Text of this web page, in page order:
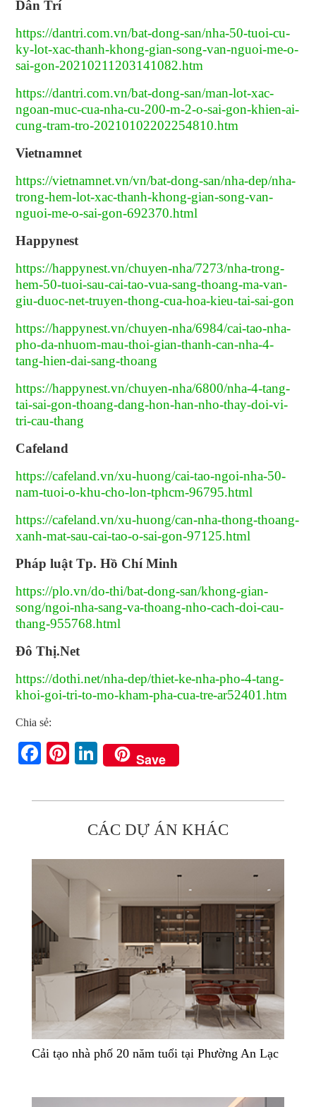
Dân Trí
https://dantri.com.vn/bat-dong-san/nha-50-tuoi-cu-
ky-lot-xac-thanh-khong-gian-song-van-nguoi-me-o-
sai-gon-20210211203141082.htm
https://dantri.com.vn/bat-dong-san/man-lot-xac-
ngoan-muc-cua-nha-cu-200-m-2-o-sai-gon-khien-ai-
cung-tram-tro-20210102202254810.htm
Vietnamnet
https://vietnamnet.vn/vn/bat-dong-san/nha-dep/nha-
trong-hem-lot-xac-thanh-khong-gian-song-van-
nguoi-me-o-sai-gon-692370.html
Happynest
https://happynest.vn/chuyen-nha/7273/nha-trong-
hem-50-tuoi-sau-cai-tao-vua-sang-thoang-ma-van-
giu-duoc-net-truyen-thong-cua-hoa-kieu-tai-sai-gon
https://happynest.vn/chuyen-nha/6984/cai-tao-nha-
pho-da-nhuom-mau-thoi-gian-thanh-can-nha-4-
tang-hien-dai-sang-thoang
https://happynest.vn/chuyen-nha/6800/nha-4-tang-
tai-sai-gon-thoang-dang-hon-han-nho-thay-doi-vi-
tri-cau-thang
Cafeland
https://cafeland.vn/xu-huong/cai-tao-ngoi-nha-50-
nam-tuoi-o-khu-cho-lon-tphcm-96795.html
https://cafeland.vn/xu-huong/can-nha-thong-thoang-
xanh-mat-sau-cai-tao-o-sai-gon-97125.html
Pháp luật Tp. Hồ Chí Minh
https://plo.vn/do-thi/bat-dong-san/khong-gian-
song/ngoi-nha-sang-va-thoang-nho-cach-doi-cau-
thang-955768.html
Đô Thị.Net
https://dothi.net/nha-dep/thiet-ke-nha-pho-4-tang-
khoi-goi-tri-to-mo-kham-pha-cua-tre-ar52401.htm
Chia sẻ:
Facebook
Pinterest
LinkedIn
Save
CÁC DỰ ÁN KHÁC
Cải tạo nhà phố 20 năm tuổi tại Phường An Lạc